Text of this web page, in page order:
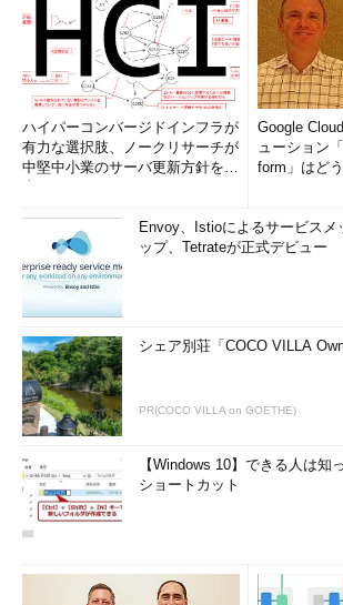
ハイパーコンバージドインフラが
有力な選択肢、ノークリサーチが
中堅中小業のサーバ更新方針を調
Google
ューション
form」はど
Envoy、Istioによるサービスメ
ップ、Tetrateが正式デビュー
シェア別荘「COCO VILLA
PR(COCO VILLA on GOETHE)
【Windows 10】できる人は知
ショートカット